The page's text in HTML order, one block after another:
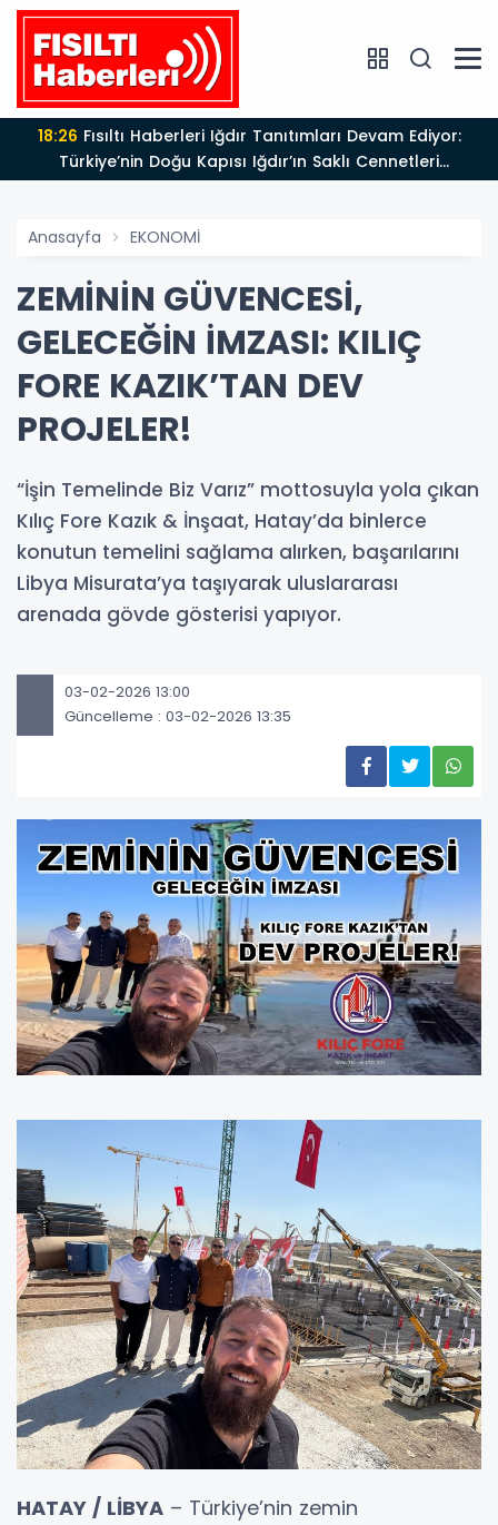
18:26
Türkiye’nin Doğu Kapısı Iğdır’ın Saklı Cennetleri
Keşfedilmeyi Bekliyor
Anasayfa EKONOMİ
ZEMİNİN GÜVENCESİ,
GELECEĞİN İMZASI: KILIÇ
FORE KAZIK’TAN DEV
PROJELER!
“İşin Temelinde Biz Varız” mottosuyla yola çıkan
Kılıç Fore Kazık & İnşaat, Hatay’da binlerce
konutun temelini sağlama alırken, başarılarını
Libya Misurata’ya taşıyarak uluslararası
arenada gövde gösterisi yapıyor.
03-02-2026 13:00
Güncelleme : 03-02-2026 13:35
HATAY / LİBYA – Türkiye’nin zemin